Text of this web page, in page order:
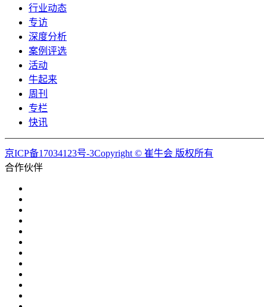
行业动态
专访
深度分析
案例评选
活动
牛起来
周刊
专栏
快讯
京ICP备17034123号-3Copyright © 崔牛会 版权所有
合作伙伴